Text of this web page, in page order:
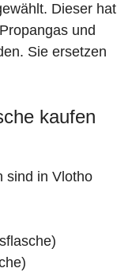
Dieser hat
und
Sie ersetzen
kaufen
sind in Vlotho